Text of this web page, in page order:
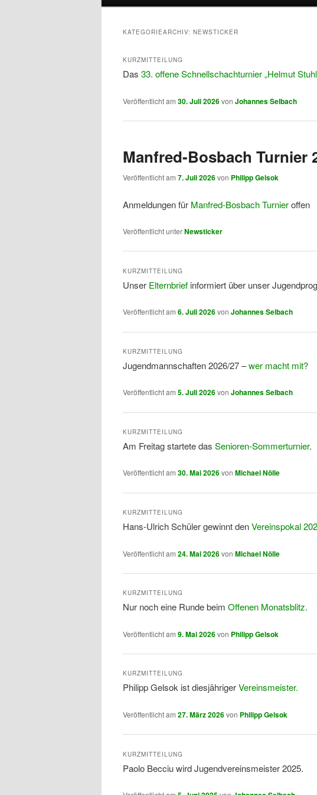
KATEGORIEARCHIV: NEWSTICKER
KURZMITTEILUNG
Das 33. offene Schnellschachturnier „Helmut
Veröffentlicht am 30. Juli 2026von Johannes Selbach
Manfred-Bosbach Turnier
Veröffentlicht am 7. Juli 2026von Philipp Gelsok
Anmeldungen für Manfred-Bosbach Turnieroffen
Veröffentlicht unterNewsticker
KURZMITTEILUNG
Unser Elternbrief informiert über unser
Veröffentlicht am 6. Juli 2026von Johannes Selbach
KURZMITTEILUNG
Jugendmannschaften 2026/27 –wer macht mit?
Veröffentlicht am 5. Juli 2026von Johannes Selbach
KURZMITTEILUNG
Am Freitag startete das Senioren-Sommerturnier.
Veröffentlicht am 30. Mai 2026von Michael Nölle
KURZMITTEILUNG
Hans-Ulrich Schüler gewinnt denVereinspokal
Veröffentlicht am 24. Mai 2026von Michael Nölle
KURZMITTEILUNG
Nur noch eine Runde beim Offenen Monatsblitz.
Veröffentlicht am 9. Mai 2026von Philipp Gelsok
KURZMITTEILUNG
Philipp Gelsok ist diesjährigerVereinsmeister.
Veröffentlicht am 27. März 2026von Philipp Gelsok
KURZMITTEILUNG
Paolo Becciu wird Jugendvereinsmeister 2025.